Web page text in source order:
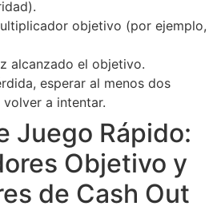
objetivo (por ejemplo,
alcanzado el objetivo.
esperar al menos dos
a intentar.
Juego Rápido:
Objetivo y
de Cash Out